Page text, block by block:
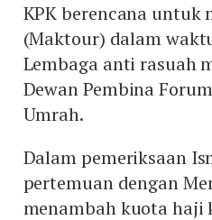
KPK berencana untuk
(Maktour) dalam
Lembaga anti rasuah
Dewan Pembina
Umrah.
Dalam pemeriksaan
pertemuan dengan
menambah kuota haji